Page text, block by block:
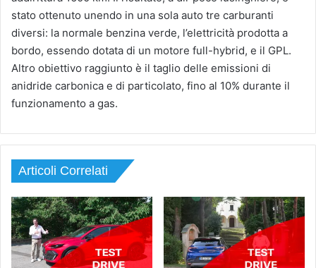
stato ottenuto unendo in una sola auto tre carburanti
diversi: la normale benzina verde, l’elettricità prodotta a
bordo, essendo dotata di un motore full-hybrid, e il GPL.
Altro obiettivo raggiunto è il taglio delle emissioni di
anidride carbonica e di particolato, fino al 10% durante il
funzionamento a gas.
Articoli Correlati